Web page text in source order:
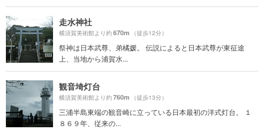
走水神社
横須賀美術館より約670m （徒歩12分）
祭神は日本武尊、弟橘媛。 伝説によると日本武尊が東征途
上、当地から浦賀水...
観音埼灯台
横須賀美術館より約760m （徒歩13分）
三浦半島東端の観音崎に立っている日本最初の洋式灯台。 １
８６９年、従来の...